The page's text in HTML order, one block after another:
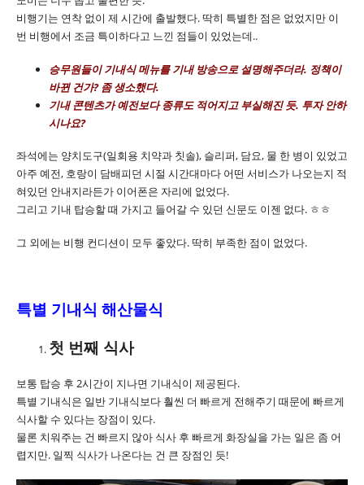
비행기는 연착 없이 제 시간에 출발했다. 딱히 특별한 점은 없었지만 이
번 비행에서 조금 특이하다고 느낀 점들이 있었는데..
승무원들이 기내식 메뉴를 기내 방송으로 설명해주더라. 정책이
바뀐 건가? 좀 생소했다.
기내 콘텐츠가 예전보다 종류도 적어지고 부실해진 듯. 투자 안하
시나요?
좌석에는 양치도구(일회용 치약과 칫솔), 슬리퍼, 담요, 물 한 병이 있었고
아주 예전, 호랑이 담배피던 시절 시간대마다 어떤 서비스가 나오는지 적
혀있던 안내지라든가 이어폰은 자리에 없었다.
그리고 기내 탑승할 때 가지고 들어갈 수 있던 신문도 이젠 없다. ㅎㅎ
그 외에는 비행 컨디션이 모두 좋았다. 딱히 부족한 점이 없었다.
특별 기내식 해산물식
첫 번째 식사
보통 탑승 후 2시간이 지나면 기내식이 제공된다.
특별 기내식은 일반 기내식보다 훨씬 더 빠르게 전해주기 때문에 빠르게
식사할 수 있다는 장점이 있다.
물론 치워주는 건 빠르지 않아 식사 후 빠르게 화장실을 가는 일은 좀 어
렵지만. 일찍 식사가 나온다는 건 큰 장점인 듯!